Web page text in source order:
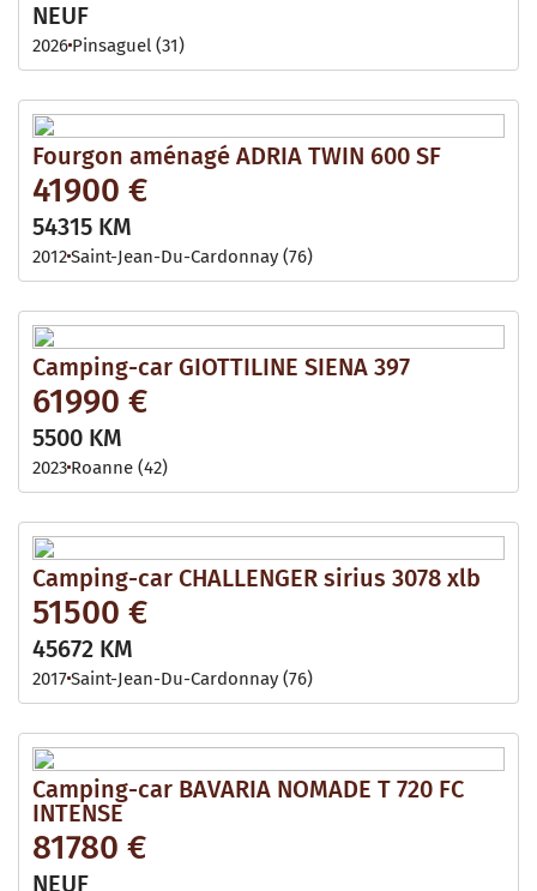
NEUF
2026 Pinsaguel (31)
Fourgon aménagé ADRIA TWIN 600 SF
41900 €
54315 KM
2012Saint-Jean-Du-Cardonnay (76)
Camping-car GIOTTILINE SIENA 397
61990 €
5500 KM
2023 Roanne (42)
Camping-car CHALLENGER sirius 3078 xlb
51500 €
45672 KM
2017Saint-Jean-Du-Cardonnay (76)
Camping-car BAVARIA NOMADE T 720 FC
INTENSE
81780 €
NEUF